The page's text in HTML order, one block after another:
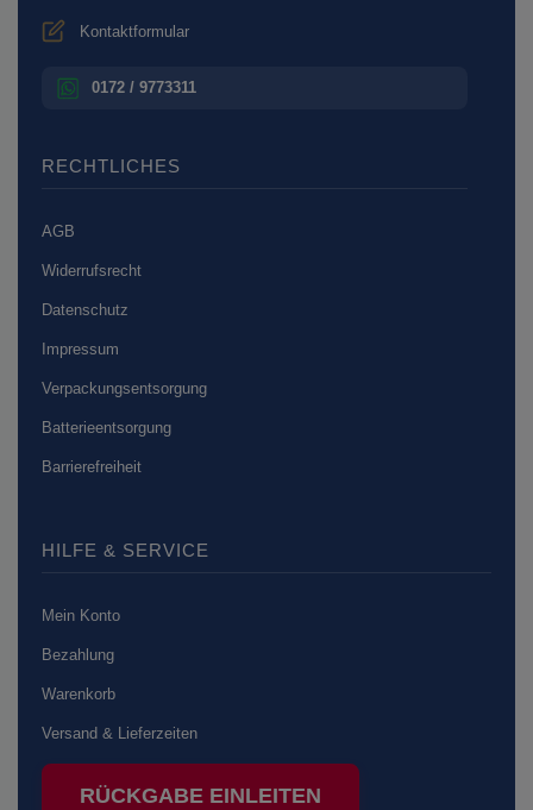
Kontaktformular
0172 / 9773311
RECHTLICHES
AGB
Widerrufsrecht
Datenschutz
Impressum
Verpackungsentsorgung
Batterieentsorgung
Barrierefreiheit
HILFE & SERVICE
Mein Konto
Bezahlung
Warenkorb
Versand & Lieferzeiten
RÜCKGABE EINLEITEN